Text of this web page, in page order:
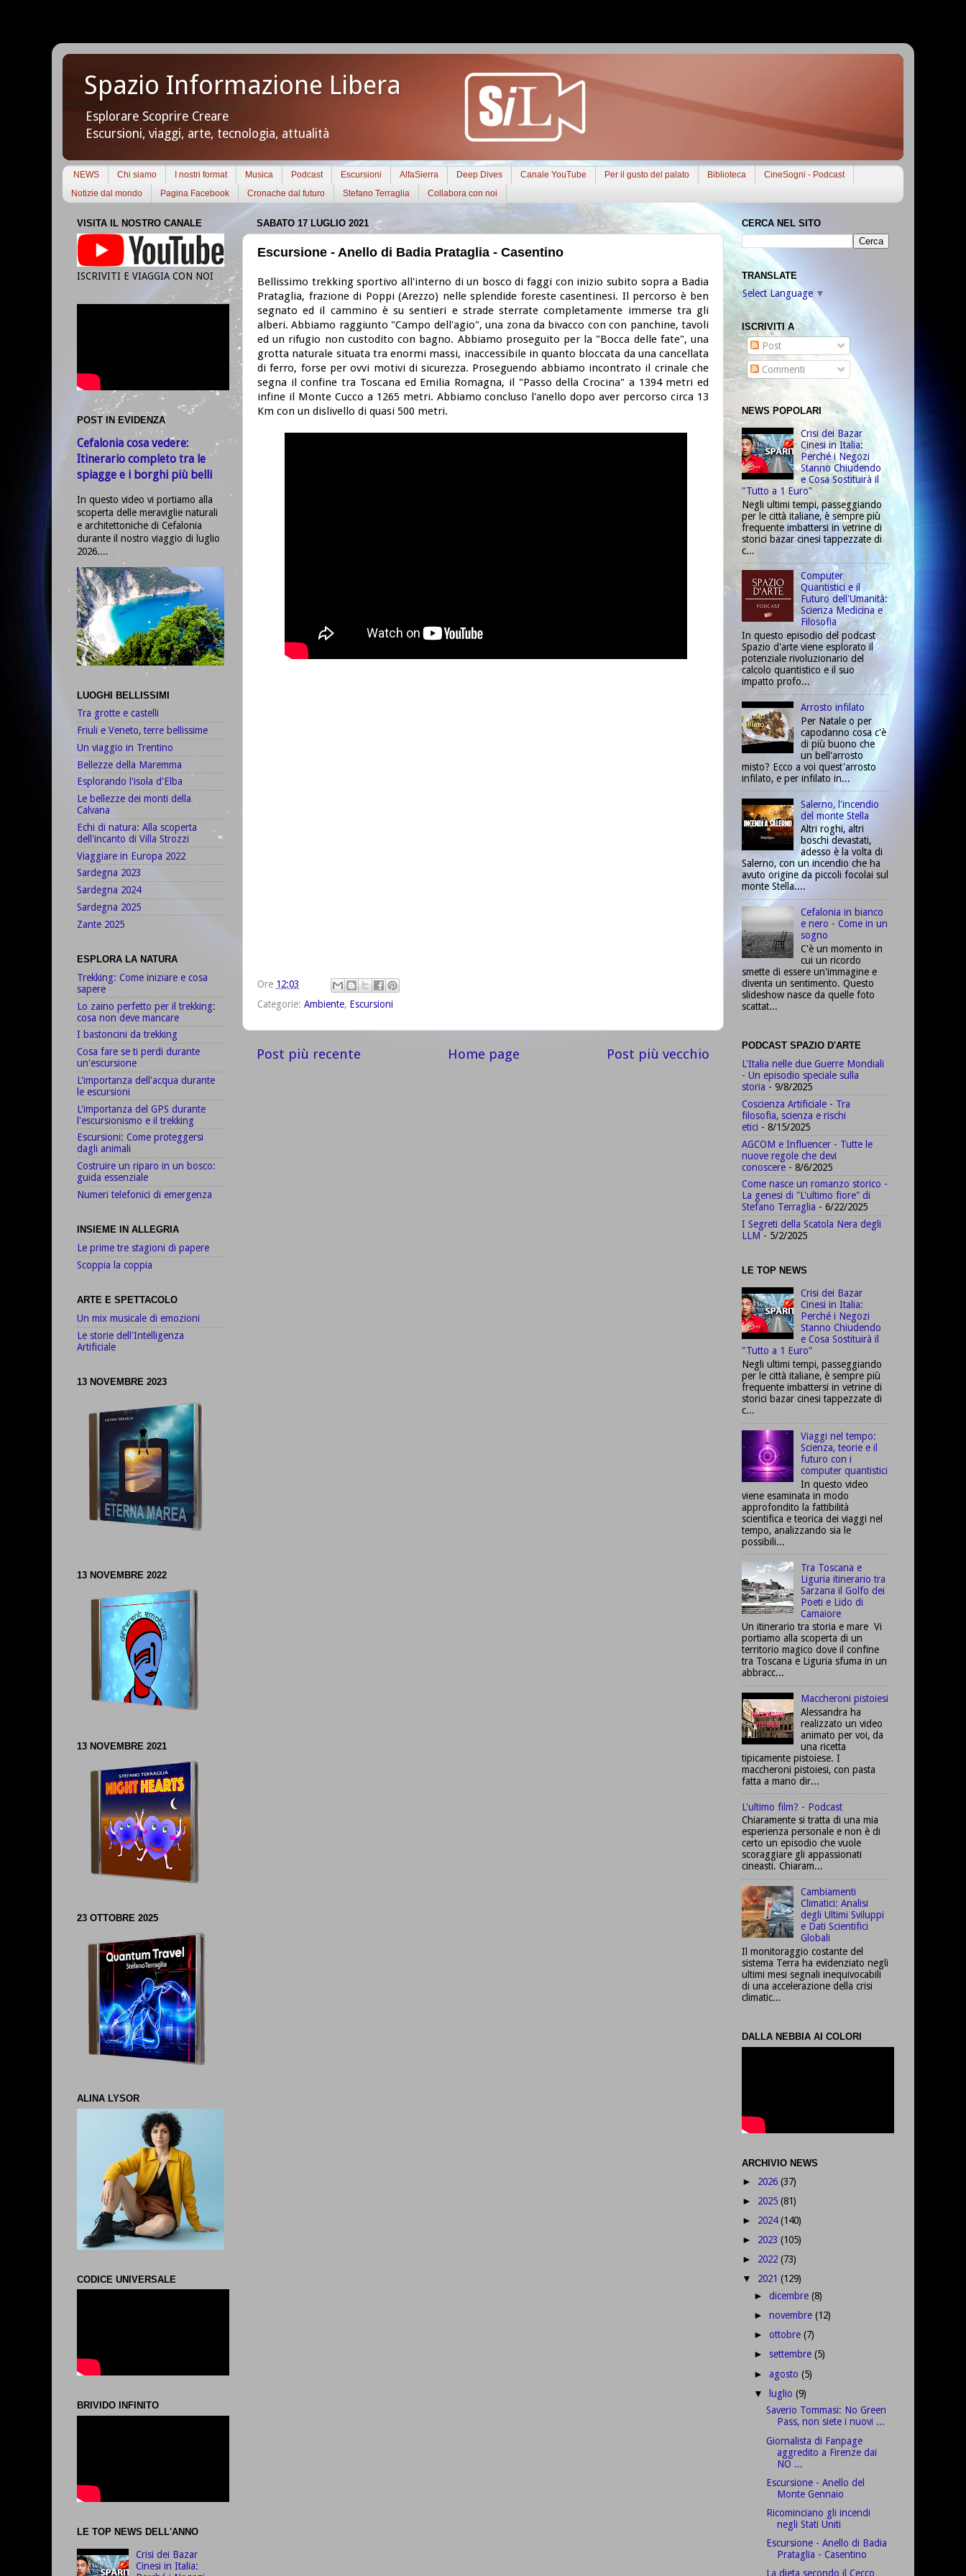
Spazio Informazione Libera
Esplorare Scoprire Creare
Escursioni, viaggi, arte, tecnologia, attualità
NEWS Chi siamo I nostri format Musica Podcast Escursioni AlfaSierra Deep Dives Canale YouTube Per il gusto del palato Biblioteca
CineSogni - Podcast
Notizie dal mondo
Pagina Facebook Cronache dal futuro Stefano Terraglia Collabora con noi
SABATO 17 LUGLIO 2021
Escursione - Anello di Badia Prataglia - Casentino
Bellissimo trekking sportivo all'interno di un bosco di faggi con inizio subito sopra a Badia
Prataglia, frazione di Poppi (Arezzo) nelle splendide foreste casentinesi. Il percorso è ben
segnato ed il cammino è su sentieri e strade sterrate completamente immerse tra gli
alberi. Abbiamo raggiunto "Campo dell'agio", una zona da bivacco con con panchine, tavoli
ed un rifugio non custodito con bagno. Abbiamo proseguito per la "Bocca delle fate", una
grotta naturale situata tra enormi massi, inaccessibile in quanto bloccata da una cancellata
di ferro, forse per ovvi motivi di sicurezza. Proseguendo abbiamo incontrato il crinale che
segna il confine tra Toscana ed Emilia Romagna, il "Passo della Crocina" a 1394 metri ed
infine il Monte Cucco a 1265 metri. Abbiamo concluso l'anello dopo aver percorso circa 13
Km con un dislivello di quasi 500 metri.
Ore 12:03
Categorie: Ambiente, Escursioni
Post più recente Post più vecchio
Home page
VISITA IL NOSTRO CANALE
ISCRIVITI E VIAGGIA CON NOI
POST IN EVIDENZA
Cefalonia cosa vedere:
Itinerario completo tra le
spiagge e i borghi più belli
In questo video vi portiamo alla
scoperta delle meraviglie naturali
e architettoniche di Cefalonia
durante il nostro viaggio di luglio
2026....
LUOGHI BELLISSIMI
Tra grotte e castelli
Friuli e Veneto, terre bellissime
Un viaggio in Trentino
Bellezze della Maremma
Esplorando l'isola d'Elba
Le bellezze dei monti della
Calvana
Echi di natura: Alla scoperta
dell'incanto di Villa Strozzi
Viaggiare in Europa 2022
Sardegna 2023
Sardegna 2024
Sardegna 2025
Zante 2025
ESPLORA LA NATURA
Trekking: Come iniziare e cosa
sapere
Lo zaino perfetto per il trekking:
cosa non deve mancare
I bastoncini da trekking
Cosa fare se ti perdi durante
un'escursione
L'importanza dell'acqua durante
le escursioni
L'importanza del GPS durante
l'escursionismo e il trekking
Escursioni: Come proteggersi
dagli animali
Costruire un riparo in un bosco:
guida essenziale
Numeri telefonici di emergenza
INSIEME IN ALLEGRIA
Le prime tre stagioni di papere
Scoppia la coppia
ARTE E SPETTACOLO
Un mix musicale di emozioni
Le storie dell'Intelligenza
Artificiale
13 NOVEMBRE 2023
13 NOVEMBRE 2022
13 NOVEMBRE 2021
23 OTTOBRE 2025
ALINA LYSOR
CODICE UNIVERSALE
BRIVIDO INFINITO
LE TOP NEWS DELL'ANNO
Crisi dei Bazar
Cinesi in Italia:
CERCA NEL SITO
TRANSLATE
Select Language ▼
ISCRIVITI A
Post
Commenti
NEWS POPOLARI
Crisi dei Bazar
Cinesi in Italia:
Perché i Negozi
Stanno Chiudendo
e Cosa Sostituirà il
"Tutto a 1 Euro"
Negli ultimi tempi, passeggiando
per le città italiane, è sempre più
frequente imbattersi in vetrine di
storici bazar cinesi tappezzate di
c...
Computer
Quantistici e il
Futuro dell'Umanità:
Scienza Medicina e
Filosofia
In questo episodio del podcast
Spazio d'arte viene esplorato il
potenziale rivoluzionario del
calcolo quantistico e il suo
impatto profo...
Arrosto infilato
Per Natale o per
capodanno cosa c'è
di più buono che
un bell'arrosto
misto? Ecco a voi quest'arrosto
infilato, e per infilato in...
Salerno, l'incendio
del monte Stella
Altri roghi, altri
boschi devastati,
adesso è la volta di
Salerno, con un incendio che ha
avuto origine da piccoli focolai sul
monte Stella....
Cefalonia in bianco
e nero - Come in un
sogno
C'è un momento in
cui un ricordo
smette di essere un'immagine e
diventa un sentimento. Questo
slideshow nasce da quelle foto
scattat...
PODCAST SPAZIO D'ARTE
L'Italia nelle due Guerre Mondiali
- Un episodio speciale sulla
storia - 9/8/2025
Coscienza Artificiale - Tra
filosofia, scienza e rischi
etici - 8/15/2025
AGCOM e Influencer - Tutte le
nuove regole che devi
conoscere - 8/6/2025
Come nasce un romanzo storico -
La genesi di "L'ultimo fiore" di
Stefano Terraglia - 6/22/2025
I Segreti della Scatola Nera degli
LLM - 5/2/2025
LE TOP NEWS
Crisi dei Bazar
Cinesi in Italia:
Perché i Negozi
Stanno Chiudendo
e Cosa Sostituirà il
"Tutto a 1 Euro"
Negli ultimi tempi, passeggiando
per le città italiane, è sempre più
frequente imbattersi in vetrine di
storici bazar cinesi tappezzate di
c...
Viaggi nel tempo:
Scienza, teorie e il
futuro con i
computer quantistici
In questo video
viene esaminata in modo
approfondito la fattibilità
scientifica e teorica dei viaggi nel
tempo, analizzando sia le
possibili...
Tra Toscana e
Liguria itinerario tra
Sarzana il Golfo dei
Poeti e Lido di
Camaiore
Un itinerario tra storia e mare Vi
portiamo alla scoperta di un
territorio magico dove il confine
tra Toscana e Liguria sfuma in un
abbracc...
Maccheroni pistoiesi
Alessandra ha
realizzato un video
animato per voi, da
una ricetta
tipicamente pistoiese. I
maccheroni pistoiesi, con pasta
fatta a mano dir...
L'ultimo film? - Podcast
Chiaramente si tratta di una mia
esperienza personale e non è di
certo un episodio che vuole
scoraggiare gli appassionati
cineasti. Chiaram...
Cambiamenti
Climatici: Analisi
degli Ultimi Sviluppi
e Dati Scientifici
Globali
Il monitoraggio costante del
sistema Terra ha evidenziato negli
ultimi mesi segnali inequivocabili
di una accelerazione della crisi
climatic...
DALLA NEBBIA AI COLORI
ARCHIVIO NEWS
► 2026 (37)
► 2025 (81)
► 2024(140)
► 2023 (105)
► 2022 (73)
▼ 2021 (129)
►dicembre(8)
►novembre(12)
►ottobre(7)
► settembre(5)
►agosto(5)
▼ luglio(9)
Saverio Tommasi: No Green
Pass, non siete i nuovi ...
Giornalista di Fanpage
aggredito a Firenze dai
NO ...
Escursione - Anello del
Monte Gennaio
Ricominciano gli incendi
negli Stati Uniti
Escursione - Anello di Badia
Prataglia - Casentino
La dieta secondo il Cecco